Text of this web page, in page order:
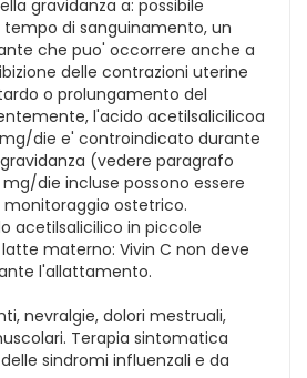
gravidanza a: possibile
di sanguinamento, un
che puo' occorrere anche a
delle contrazioni uterine
o prolungamento del
l'acido acetilsalicilicoa
mg/die e' controindicato durante
(vedere paragrafo
mg/die incluse possono essere
ostetrico.
acetilsalicilico in piccole
materno: Vivin C non deve
l'allattamento.
nevralgie, dolori mestruali,
Terapia sintomatica
sindromi influenzali e da